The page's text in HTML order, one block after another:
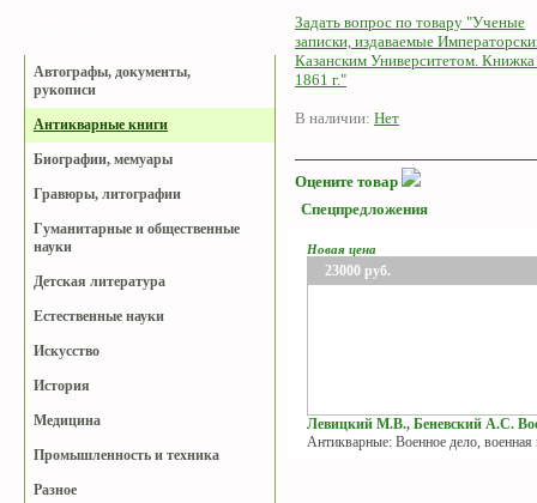
Автографы, документы,
рукописи
Антикварные книги
Биографии, мемуары
Гравюры, литографии
Гуманитарные и общественные
науки
Детская литература
Естественные науки
Искусство
История
Медицина
Промышленность и техника
Разное
Задать вопрос по товару "Ученые
записки, издаваемые
Казанским Университетом.
1861 г."
В наличии: Нет
Оцените товар
Спецпредложения
Новая цена
23000 руб.
Левицкий М.В., Беневский А.С.
Антикварные: Военное дело, военная